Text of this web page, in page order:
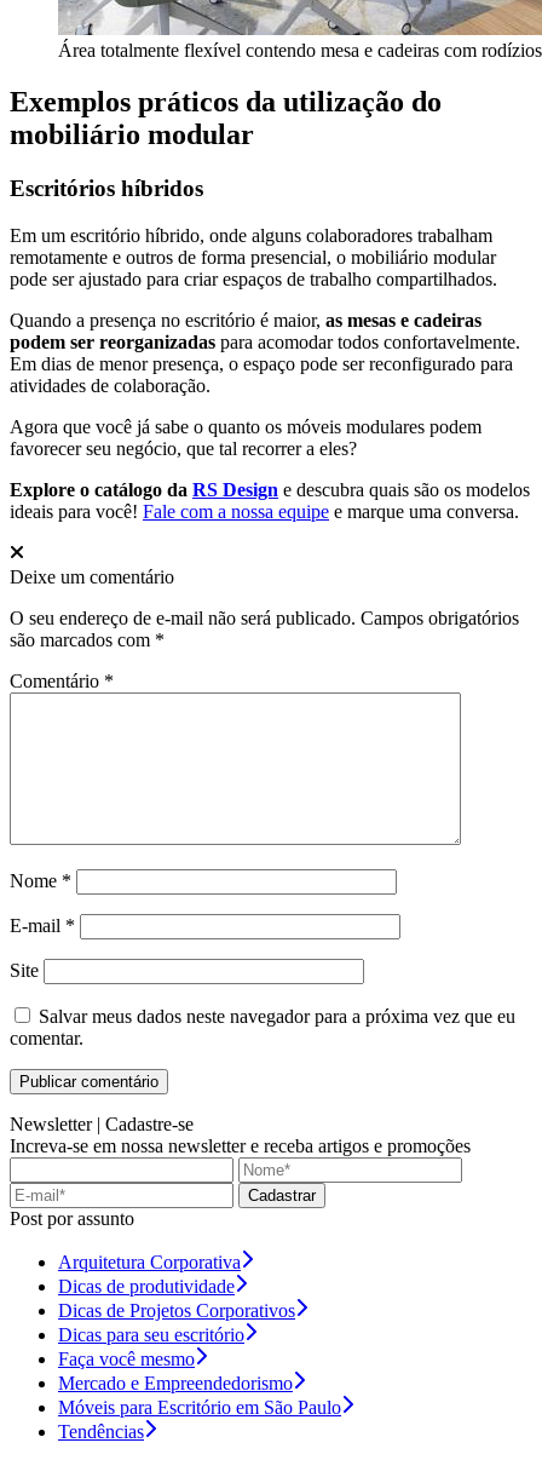
Área totalmente flexível contendo mesa e cadeiras com
Exemplos práticos da utilização do
mobiliário modular
Escritórios híbridos
Em um escritório híbrido, onde alguns colaboradores trabalham
remotamente e outros de forma presencial, o mobiliário modular
pode ser ajustado para criar espaços de trabalho compartilhados.
Quando a presença no escritório é maior, as mesas e cadeiras
podem ser reorganizadas para acomodar todos confortavelmente.
Em dias de menor presença, o espaço pode ser reconfigurado para
atividades de colaboração.
Agora que você já sabe o quanto os móveis modulares podem
favorecer seu negócio, que tal recorrer a eles?
Explore o catálogo da RS Design e descubra quais são os modelos
ideais para você! Fale com a nossa equipe e marque uma conversa.
Deixe um comentário
O seu endereço de e-mail não será publicado. Campos obrigatórios
são marcados com *
Comentário *
Nome *
E-mail *
Site
Salvar meus dados neste navegador para a próxima vez que eu
comentar.
Newsletter | Cadastre-se
Increva-se em nossa newsletter e receba artigos e promoções
Cadastrar
Post por assunto
Arquitetura Corporativa
Dicas de produtividade
Dicas de Projetos Corporativos
Dicas para seu escritório
Faça você mesmo
Mercado e Empreendedorismo
Móveis para Escritório em São Paulo
Tendências